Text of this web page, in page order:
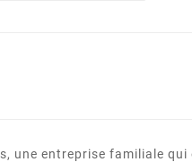
une entreprise familiale qui